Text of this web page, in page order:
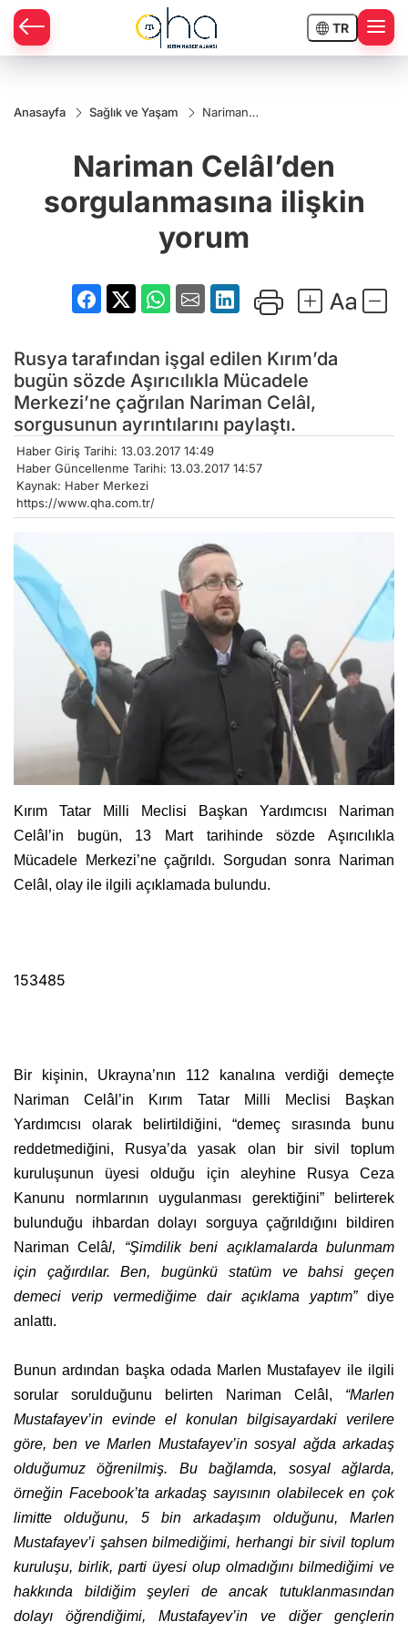
TR
Anasayfa Sağlık ve Yaşam
Nariman
ilişkin yorum
Nariman Celâl’den
sorgulanmasına ilişkin
yorum
Rusya tarafından işgal edilen Kırım’da
bugün sözde Aşırıcılıkla Mücadele
Merkezi’ne çağrılan Nariman Celâl,
sorgusunun ayrıntılarını paylaştı.
Haber Giriş Tarihi: 13.03.2017 14:49
Haber Güncellenme Tarihi: 13.03.2017 14:57
Kaynak: Haber Merkezi
https://www.qha.com.tr/
Kırım Tatar Milli Meclisi Başkan Yardımcısı Nariman
Celâl’in bugün, 13 Mart tarihinde sözde Aşırıcılıkla
Mücadele Merkezi’ne çağrıldı. Sorgudan sonra Nariman
Celâl, olay ile ilgili açıklamada bulundu.
153485
Bir kişinin, Ukrayna’nın 112 kanalına verdiği demeçte
Nariman Celâl’in Kırım Tatar Milli Meclisi Başkan
Yardımcısı olarak belirtildiğini, “demeç sırasında bunu
reddetmediğini, Rusya’da yasak olan bir sivil toplum
kuruluşunun üyesi olduğu için aleyhine Rusya Ceza
Kanunu normlarının uygulanması gerektiğini” belirterek
bulunduğu ihbardan dolayı sorguya çağrıldığını bildiren
Nariman Celâl, “Şimdilik beni açıklamalarda bulunmam
için çağırdılar. Ben, bugünkü statüm ve bahsi geçen
demeci verip vermediğime dair açıklama yaptım”diye
anlattı.
Bunun ardından başka odada Marlen Mustafayev ile ilgili
sorular sorulduğunu belirten Nariman Celâl, “Marlen
Mustafayev’in evinde el konulan bilgisayardaki verilere
göre, ben ve Marlen Mustafayev’in sosyal ağda arkadaş
olduğumuz öğrenilmiş. Bu bağlamda, sosyal ağlarda,
örneğin Facebook’ta arkadaş sayısının olabilecek en çok
limitte olduğunu, 5 bin arkadaşım olduğunu, Marlen
Mustafayev’i şahsen bilmediğimi, herhangi bir sivil toplum
kuruluşu, birlik, parti üyesi olup olmadığını bilmediğimi ve
hakkında bildiğim şeyleri de ancak tutuklanmasından
dolayı öğrendiğimi, Mustafayev’in ve diğer gençlerin